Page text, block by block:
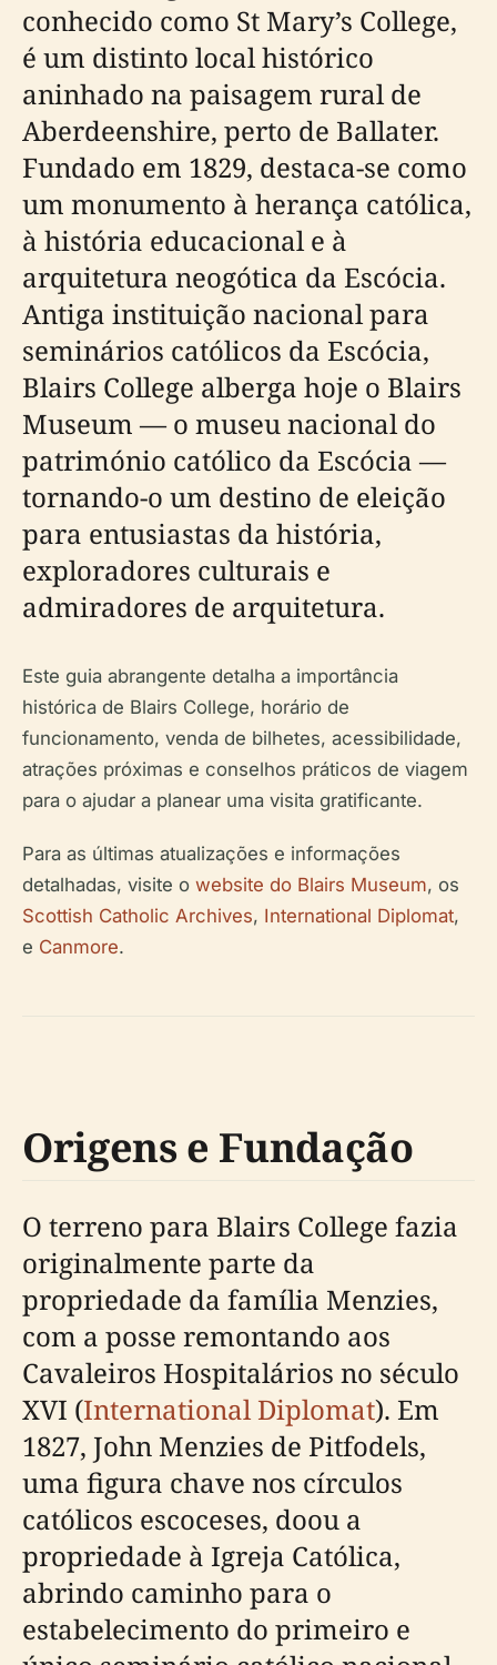
conhecido como St Mary’s College,
é um distinto local histórico
aninhado na paisagem rural de
Aberdeenshire, perto de Ballater.
Fundado em 1829, destaca-se como
um monumento à herança católica,
à história educacional e à
arquitetura neogótica da Escócia.
Antiga instituição nacional para
seminários católicos da Escócia,
Blairs College alberga hoje o Blairs
Museum — o museu nacional do
património católico da Escócia —
tornando-o um destino de eleição
para entusiastas da história,
exploradores culturais e
admiradores de arquitetura.
Este guia abrangente detalha a importância
histórica de Blairs College, horário de
funcionamento, venda de bilhetes, acessibilidade,
atrações próximas e conselhos práticos de viagem
para o ajudar a planear uma visita gratificante.
Para as últimas atualizações e informações
detalhadas, visite o website do Blairs Museum, os
Scottish Catholic Archives, International Diplomat,
e Canmore.
Origens e Fundação
O terreno para Blairs College fazia
originalmente parte da
propriedade da família Menzies,
com a posse remontando aos
Cavaleiros Hospitalários no século
XVI (International Diplomat). Em
1827, John Menzies de Pitfodels,
uma figura chave nos círculos
católicos escoceses, doou a
propriedade à Igreja Católica,
abrindo caminho para o
estabelecimento do primeiro e